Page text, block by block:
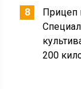
Прицеп
200